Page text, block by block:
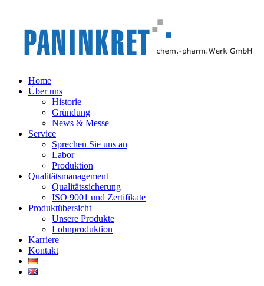
Home
Über uns
Historie
Gründung
News & Messe
Service
Sprechen Sie uns an
Labor
Produktion
Qualitätsmanagement
Qualitätssicherung
ISO 9001 und Zertifikate
Produktübersicht
Unsere Produkte
Lohnproduktion
Karriere
Kontakt